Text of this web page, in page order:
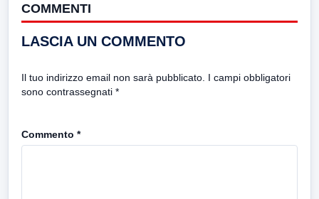
COMMENTI
LASCIA UN COMMENTO
Il tuo indirizzo email non sarà pubblicato. I campi obbligatori
sono contrassegnati *
Commento *